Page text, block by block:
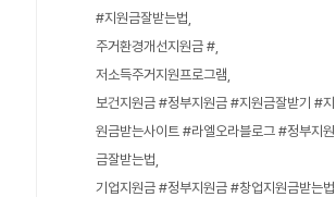
#지원금잘받는법
주거환경개선지원금 #
저소득주거지원프로그램
보건지원금 #정부지원금 #지원금잘받기 #지
원금받는사이트 #라엘오라블로그 #정부지원
금잘받는법
기업지원금 #정부지원금 #창업지원금받는법